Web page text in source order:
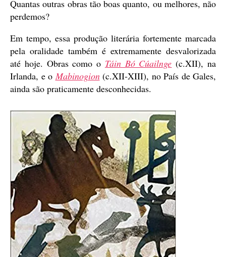
Quantas outras obras tão boas quanto, ou melhores, não
perdemos?
Em tempo, essa produção literária fortemente marcada
pela oralidade também é extremamente desvalorizada
até hoje. Obras como o Táin Bó Cúailnge (c.XII), na
Irlanda, e o Mabinogion(c.XII-XIII), no País de Gales,
ainda são praticamente desconhecidas.